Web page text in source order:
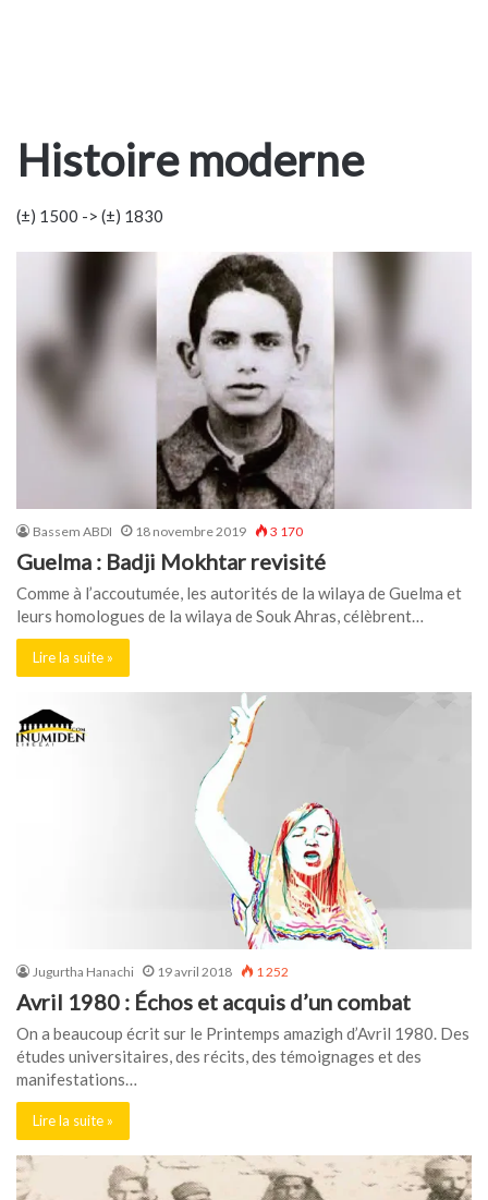
Histoire moderne
(±) 1500 -> (±) 1830
Bassem ABDI 18 novembre 2019 3 170
Guelma : Badji Mokhtar revisité
Comme à l’accoutumée, les autorités de la wilaya de Guelma et
leurs homologues de la wilaya de Souk Ahras, célèbrent…
Lire la suite »
Jugurtha Hanachi 19 avril 2018 1 252
Avril 1980 : Échos et acquis d’un combat
On a beaucoup écrit sur le Printemps amazigh d’Avril 1980. Des
études universitaires, des récits, des témoignages et des
manifestations…
Lire la suite »